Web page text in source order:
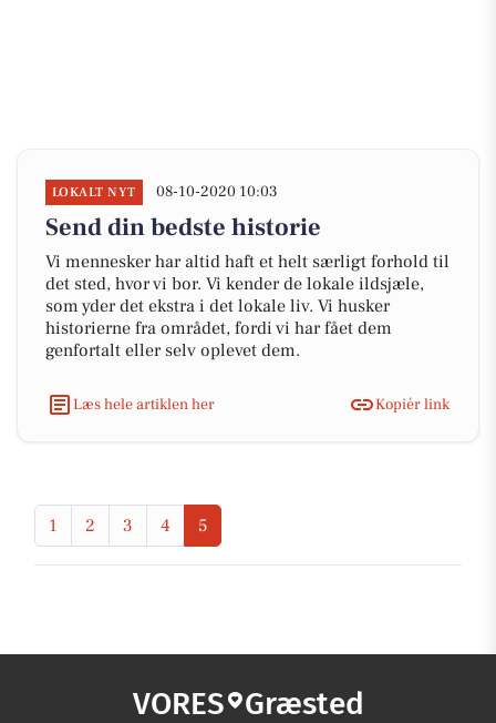
LOKALT NYT 08-10-2020 10:03
Send din bedste historie
Vi mennesker har altid haft et helt særligt forhold til
det sted, hvor vi bor. Vi kender de lokale ildsjæle,
som yder det ekstra i det lokale liv. Vi husker
historierne fra området, fordi vi har fået dem
genfortalt eller selv oplevet dem.
Læs hele artiklen her Kopiér link
1 2 3 4 5
VORES Græsted